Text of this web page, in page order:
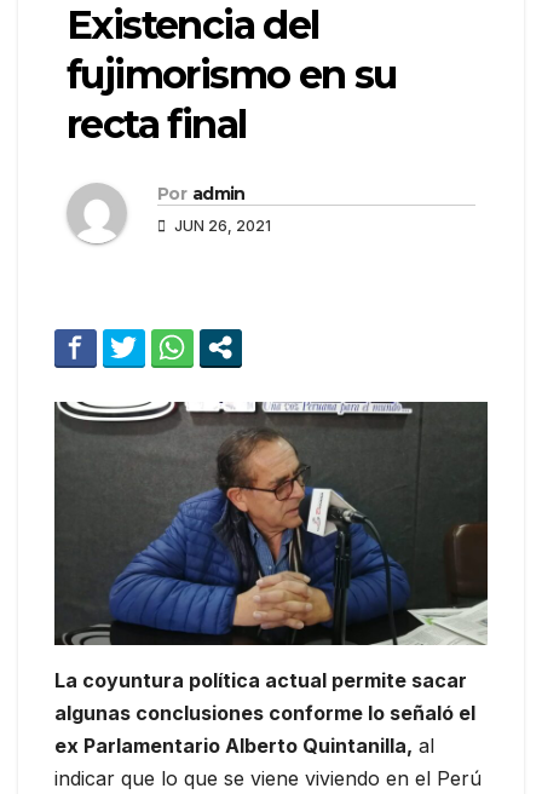
Existencia del
fujimorismo en su
recta final
Por admin
JUN 26, 2021
La coyuntura política actual permite sacar
algunas conclusiones conforme lo señaló el
ex Parlamentario Alberto Quintanilla, al
indicar que lo que se viene viviendo en el Perú